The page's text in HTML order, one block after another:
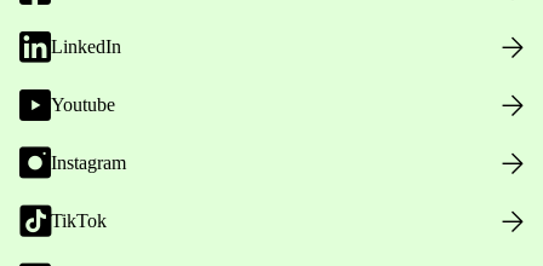
LinkedIn
Youtube
Instagram
TikTok